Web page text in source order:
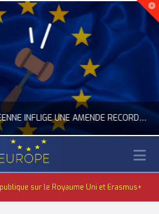
LA COMMISSION EUROPÉENNE INFLIGE UNE AMENDE RECORD À GOOGLE
DE LA REPRÉSENTATION D’OCCITANIE EUROPE, NUMÉRIQUE- DIGITAL
sur le Royaume Uni et Erasmus+